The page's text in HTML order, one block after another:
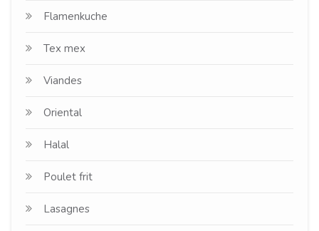
Flamenkuche
Tex mex
Viandes
Oriental
Halal
Poulet frit
Lasagnes